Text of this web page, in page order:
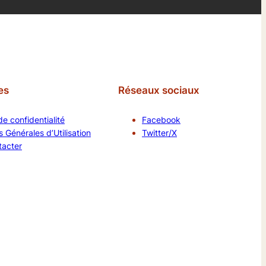
confidentialité
Générales d’Utilisation
Réseaux sociaux
Facebook
Twitter/X